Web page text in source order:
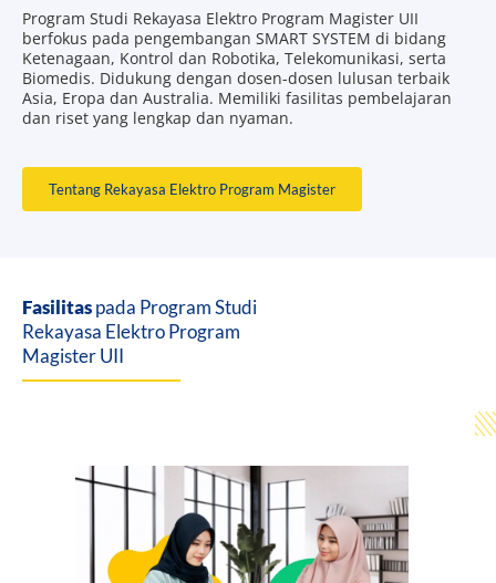
Program Studi Rekayasa Elektro Program Magister UII
berfokus pada pengembangan SMART SYSTEM di bidang
Ketenagaan, Kontrol dan Robotika, Telekomunikasi, serta
Biomedis. Didukung dengan dosen-dosen lulusan terbaik
Asia, Eropa dan Australia. Memiliki fasilitas pembelajaran
dan riset yang lengkap dan nyaman.
Tentang Rekayasa Elektro Program Magister
Fasilitaspada Program Studi
Rekayasa Elektro Program
Magister UII